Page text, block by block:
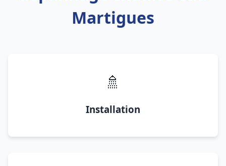
Martigues
🚿
Installation